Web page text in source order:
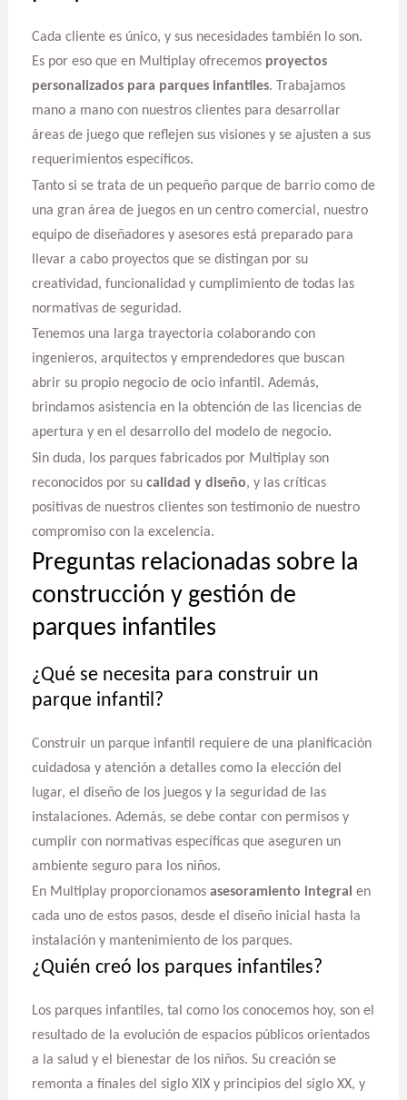
Cada cliente es único, y sus necesidades también lo son.
Es por eso que en Multiplay ofrecemos proyectos
personalizados para parques infantiles. Trabajamos
mano a mano con nuestros clientes para desarrollar
áreas de juego que reflejen sus visiones y se ajusten a sus
requerimientos específicos.
Tanto si se trata de un pequeño parque de barrio como de
una gran área de juegos en un centro comercial, nuestro
equipo de diseñadores y asesores está preparado para
llevar a cabo proyectos que se distingan por su
creatividad, funcionalidad y cumplimiento de todas las
normativas de seguridad.
Tenemos una larga trayectoria colaborando con
ingenieros, arquitectos y emprendedores que buscan
abrir su propio negocio de ocio infantil. Además,
brindamos asistencia en la obtención de las licencias de
apertura y en el desarrollo del modelo de negocio.
Sin duda, los parques fabricados por Multiplay son
reconocidos por su calidad y diseño, y las críticas
positivas de nuestros clientes son testimonio de nuestro
compromiso con la excelencia.
Preguntas relacionadas sobre la
construcción y gestión de
parques infantiles
¿Qué se necesita para construir un
parque infantil?
Construir un parque infantil requiere de una planificación
cuidadosa y atención a detalles como la elección del
lugar, el diseño de los juegos y la seguridad de las
instalaciones. Además, se debe contar con permisos y
cumplir con normativas específicas que aseguren un
ambiente seguro para los niños.
En Multiplay proporcionamos asesoramiento integral en
cada uno de estos pasos, desde el diseño inicial hasta la
instalación y mantenimiento de los parques.
¿Quién creó los parques infantiles?
Los parques infantiles, tal como los conocemos hoy, son el
resultado de la evolución de espacios públicos orientados
a la salud y el bienestar de los niños. Su creación se
remonta a finales del siglo XIX y principios del siglo XX, y